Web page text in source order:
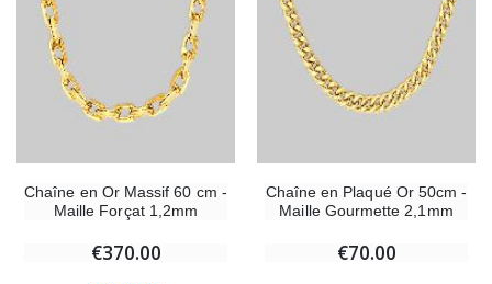
Chaîne en Or Massif 60 cm -
Maille Forçat 1,2mm
€370.00
Chaîne en Plaqué Or 50cm -
Maille Gourmette 2,1mm
€70.00